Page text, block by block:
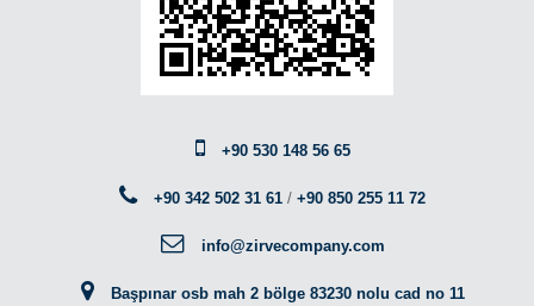
+90 530 148 56 65
+90 342 502 31 61 /+90 850 255 11 72
info@zirvecompany.com
Başpınar osb mah 2 bölge 83230 nolu cad no 11